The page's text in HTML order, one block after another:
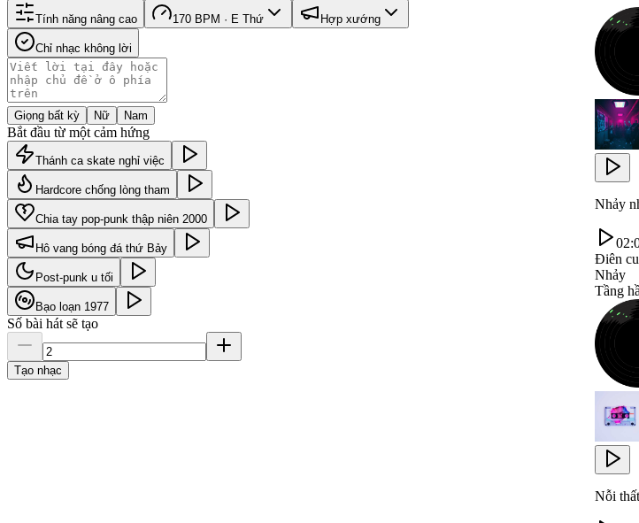
Tính năng nâng cao 170 BPM · E Thứ Hợp xướng
Chỉ nhạc không lời
Giọng bất kỳ Nữ Nam
Bắt đầu từ một cảm hứng
Thánh ca skate nghỉ việc
Hardcore chống lòng tham
Chia tay pop-punk thập niên 2000
Hô vang bóng đá thứ Bảy
Post-punk u tối
Bạo loạn 1977
Số bài hát sẽ tạo
Tạo nhạc
Nhảy
Điên
Nhảy
Tầng
Nỗi